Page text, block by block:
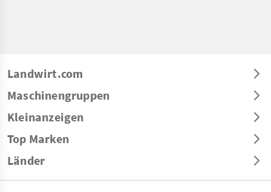
Landwirt.com
Maschinengruppen
Kleinanzeigen
Top Marken
Länder